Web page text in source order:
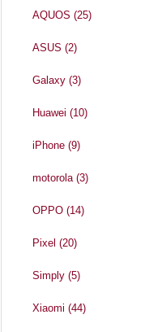
AQUOS(25)
ASUS(2)
Galaxy(3)
Huawei(10)
iPhone(9)
motorola(3)
OPPO(14)
Pixel(20)
Simply(5)
Xiaomi(44)